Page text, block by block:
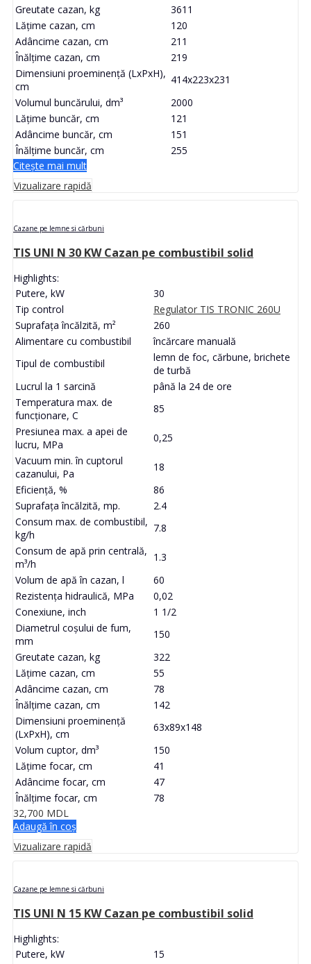
Greutate cazan, kg
3611
Lățime cazan, cm
120
Adâncime cazan, cm
211
Înălțime cazan, cm
219
Dimensiuni proeminență (LxPxH),
cm
414x223x231
Volumul buncărului, dm³
2000
Lățime buncăr, cm
121
Adâncime buncăr, cm
151
Înălțime buncăr, cm
255
Citește mai mult
Vizualizare rapidă
Cazane pe lemne si cărbuni
TIS UNI N 30 KW Cazan pe combustibil solid
Highlights:
Putere, kW
30
Tip control
Regulator TIS TRONIC 260U
Suprafața încălzită, m²
260
Alimentare cu combustibil
încărcare manuală
Tipul de combustibil
lemn de foc, cărbune, brichete
de turbă
Lucrul la 1 sarcină
până la 24 de ore
Temperatura max. de
funcționare, C
85
Presiunea max. a apei de
lucru, MPa
0,25
Vacuum min. în cuptorul
cazanului, Pa
18
Eficiență, %
86
Suprafața încălzită, mp.
2.4
Consum max. de combustibil,
kg/h
7.8
Consum de apă prin centrală,
m³/h
1.3
Volum de apă în cazan, l
60
Rezistența hidraulică, MPa
0,02
Conexiune, inch
1 1/2
Diametrul coșului de fum,
mm
150
Greutate cazan, kg
322
Lățime cazan, cm
55
Adâncime cazan, cm
78
Înălțime cazan, cm
142
Dimensiuni proeminență
(LxPxH), cm
63x89x148
Volum cuptor, dm³
150
Lățime focar, cm
41
Adâncime focar, cm
47
Înălțime focar, cm
78
32,700 MDL
Adaugă în coș
Vizualizare rapidă
Cazane pe lemne si cărbuni
TIS UNI N 15 KW Cazan pe combustibil solid
Highlights:
Putere, kW
15